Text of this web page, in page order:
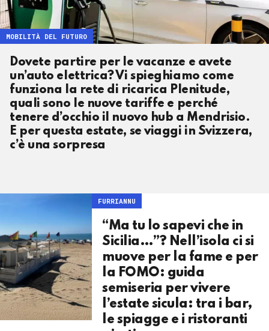
Dovete partire per le vacanze e avete
un’auto elettrica? Vi spieghiamo come
funziona la rete di ricarica Plenitude,
quali sono le nuove tariffe e perché
tenere d’occhio il nuovo hub a Mendrisio.
E per questa estate, se viaggi in Svizzera,
c’è una sorpresa
MOBILITÀ DEL FUTURO
FURRIANNU
“Ma tu lo sapevi che in
Sicilia…”? Nell’isola ci si
muove per la fame e per
la FOMO: guida
semiseria per vivere
l’estate sicula: tra i bar,
le spiagge e i ristoranti